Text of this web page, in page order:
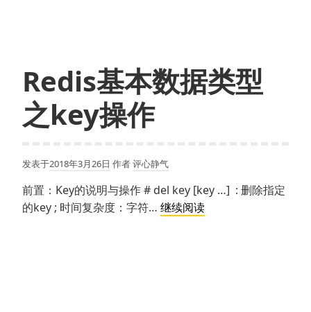
议
Redis基本数据类型
之key操作
发表于2018年3月26日 作者评心静气
前置：Key的说明与操作 # del key [key …] : 删除指定
的key ; 时间复杂度：字符… 继续阅读Redis